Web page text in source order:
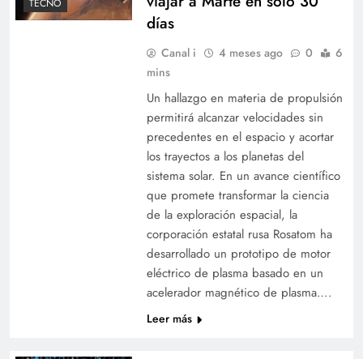
días
Canal i 4 meses ago 0
6
mins
Un hallazgo en materia de propulsión
permitirá alcanzar velocidades sin
precedentes en el espacio y acortar
los trayectos a los planetas del
sistema solar. En un avance científico
que promete transformar la ciencia
de la exploración espacial, la
corporación estatal rusa Rosatom ha
desarrollado un prototipo de motor
eléctrico de plasma basado en un
acelerador magnético de plasma….
Leer más